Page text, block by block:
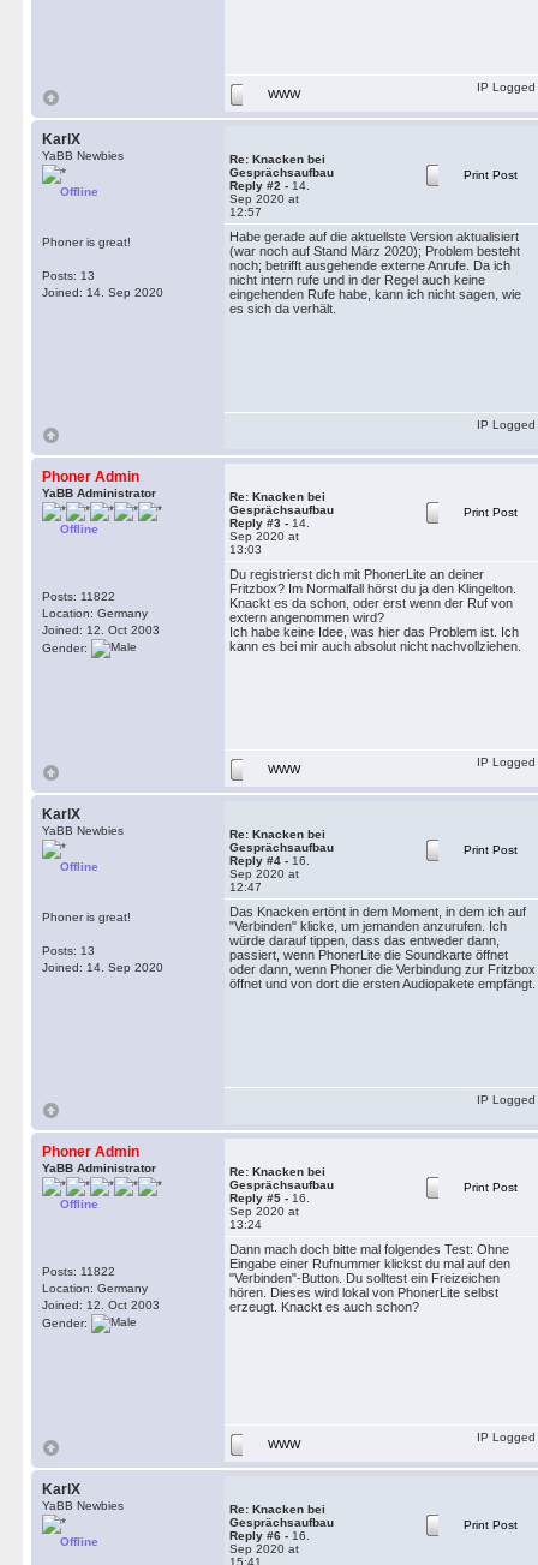
WWW
IP Logged
KarlX
YaBB Newbies
Offline
Phoner is great!
Posts: 13
Joined: 14. Sep 2020
Re: Knacken bei
Gesprächsaufbau
Reply #2 - 14.
Sep 2020 at
12:57
Print Post
Habe gerade auf die aktuellste Version aktualisiert
(war noch auf Stand März 2020); Problem besteht
noch; betrifft ausgehende externe Anrufe. Da ich
nicht intern rufe und in der Regel auch keine
eingehenden Rufe habe, kann ich nicht sagen, wie
es sich da verhält.
IP Logged
Phoner Admin
YaBB Administrator
Offline
Posts: 11822
Location: Germany
Joined: 12. Oct 2003
Gender:
Re: Knacken bei
Gesprächsaufbau
Reply #3 - 14.
Sep 2020 at
13:03
Print Post
Du registrierst dich mit PhonerLite an deiner
Fritzbox? Im Normalfall hörst du ja den Klingelton.
Knackt es da schon, oder erst wenn der Ruf von
extern angenommen wird?
Ich habe keine Idee, was hier das Problem ist. Ich
kann es bei mir auch absolut nicht nachvollziehen.
WWW
IP Logged
KarlX
YaBB Newbies
Offline
Phoner is great!
Posts: 13
Joined: 14. Sep 2020
Re: Knacken bei
Gesprächsaufbau
Reply #4 - 16.
Sep 2020 at
12:47
Print Post
Das Knacken ertönt in dem Moment, in dem ich auf
"Verbinden" klicke, um jemanden anzurufen. Ich
würde darauf tippen, dass das entweder dann,
passiert, wenn PhonerLite die Soundkarte öffnet
oder dann, wenn Phoner die Verbindung zur Fritzbox
öffnet und von dort die ersten Audiopakete empfängt.
IP Logged
Phoner Admin
YaBB Administrator
Offline
Posts: 11822
Location: Germany
Joined: 12. Oct 2003
Gender:
Re: Knacken bei
Gesprächsaufbau
Reply #5 - 16.
Sep 2020 at
13:24
Print Post
Dann mach doch bitte mal folgendes Test: Ohne
Eingabe einer Rufnummer klickst du mal auf den
"Verbinden"-Button. Du solltest ein Freizeichen
hören. Dieses wird lokal von PhonerLite selbst
erzeugt. Knackt es auch schon?
WWW
IP Logged
KarlX
YaBB Newbies
Offline
Re: Knacken bei
Gesprächsaufbau
Reply #6 - 16.
Sep 2020 at
15:41
Print Post